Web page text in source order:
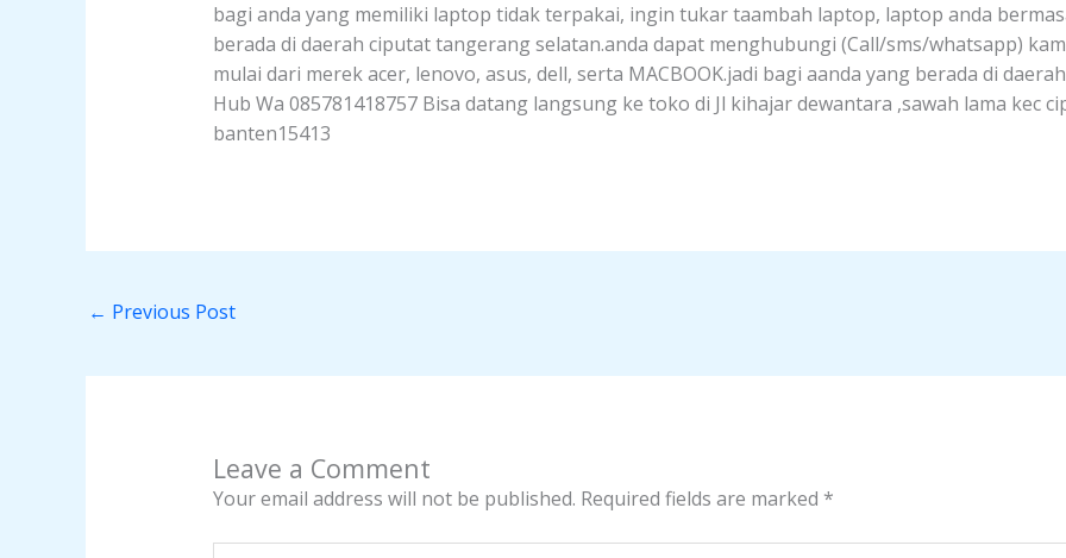
bagi anda yang memiliki laptop tidak terpakai, ingin tukar taambah laptop, laptop anda
berada di daerah ciputat tangerang selatan.anda dapat menghubungi (Call/sms/whatsapp)
mulai dari merek acer, lenovo, asus, dell, serta MACBOOK.jadi bagi aanda yang berada di
Hub Wa 085781418757 Bisa datang langsung ke toko di Jl kihajar dewantara ,sawah lama kec
banten15413
← Previous Post
Leave a Comment
Your email address will not be published. Required fields are marked *